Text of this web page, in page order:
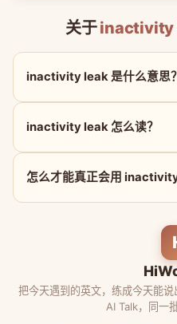
关于inactivity
inactivity leak 是什么意思？
inactivity leak 怎么读？
怎么才能真正会用
把今天遇到的英文，练成今天能
AI Talk，同一